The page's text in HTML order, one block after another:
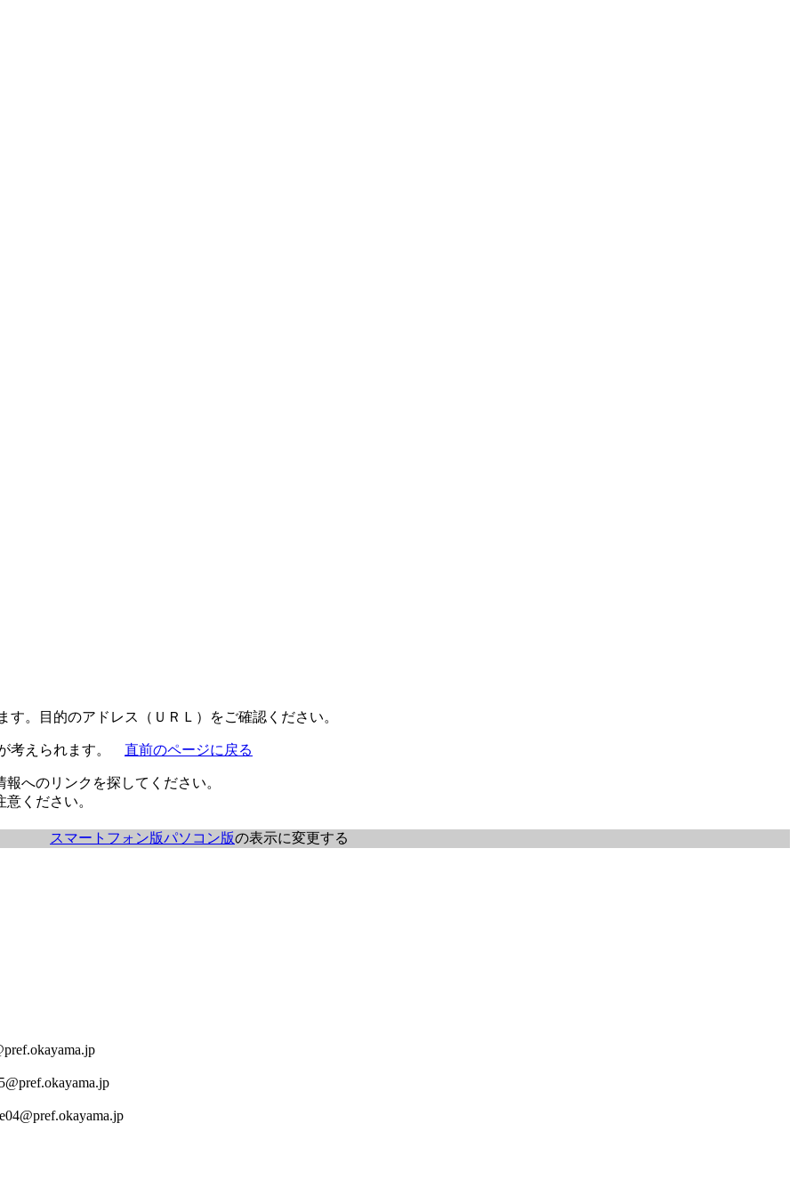
。目的のアドレス（ＵＲＬ）をご確認ください。
考えられます。 直前のページに戻る
へのリンクを探してください。
ください。
スマートフォン版パソコン版の表示に変更する